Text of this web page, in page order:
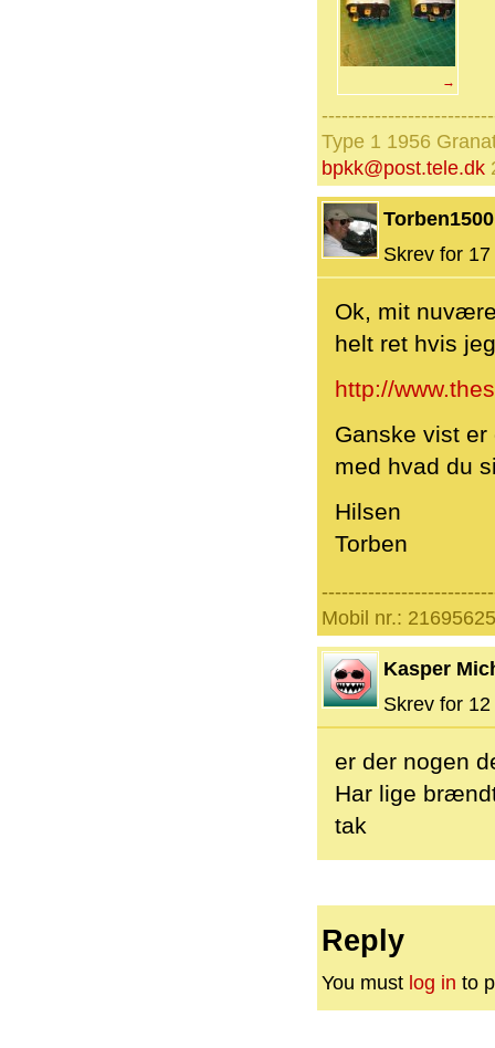
→
Type 1 1956
bpkk@post.tele.dk
Torben1500
Skrev for
Ok, mit
helt ret hvis
http://
Ganske vist
med hvad du
Hilsen
Torben
Mobil nr.:
Kasper
Skrev for
er der nogen
Har lige
tak
Reply
You must log in to